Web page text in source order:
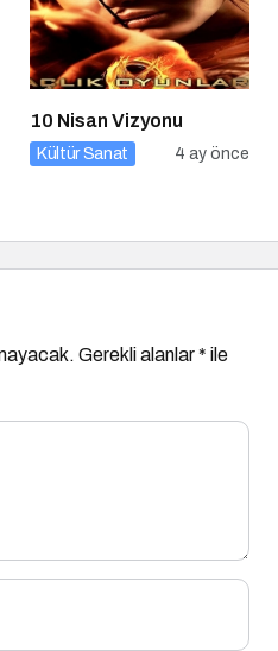
10 Nisan Vizyonu
Kültür Sanat 4 ay önce
Gerekli alanlar* ile